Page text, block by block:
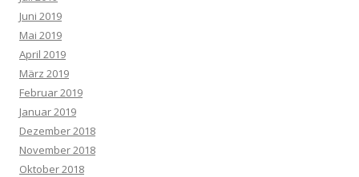
Juni 2019
Mai 2019
April 2019
März 2019
Februar 2019
Januar 2019
Dezember 2018
November 2018
Oktober 2018